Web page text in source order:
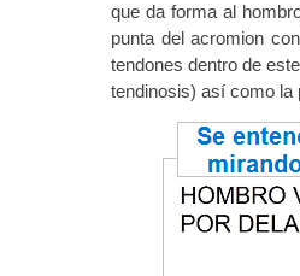
que da forma al
punta del acromion
tendones dentro de
tendinosis) así como la